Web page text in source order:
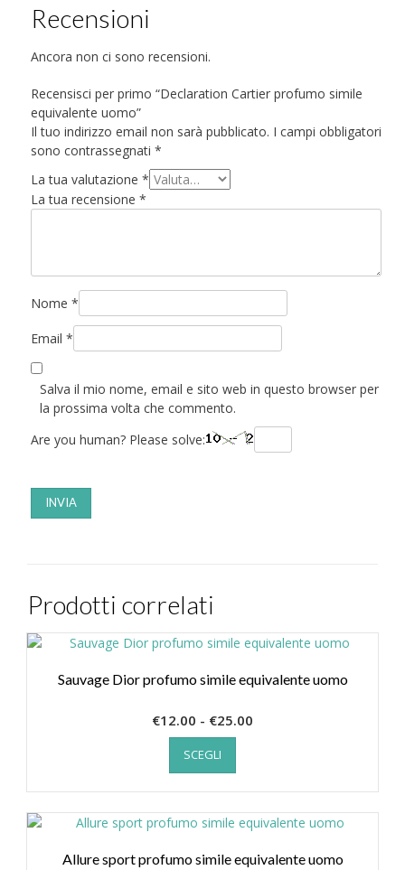
Recensioni
Ancora non ci sono recensioni.
Recensisci per primo “Declaration Cartier profumo simile
equivalente uomo”
Il tuo indirizzo email non sarà pubblicato. I campi obbligatori
sono contrassegnati *
La tua valutazione *
La tua recensione *
Nome *
Email *
Salva il mio nome, email e sito web in questo browser per
la prossima volta che commento.
Are you human? Please solve:
Prodotti correlati
Sauvage Dior profumo simile equivalente uomo
€12.00 - €25.00
a
SCEGLI
Questo
ha
più
varianti.
opzioni
Allure sport profumo simile equivalente uomo